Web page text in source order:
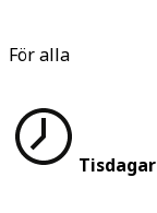
För alla